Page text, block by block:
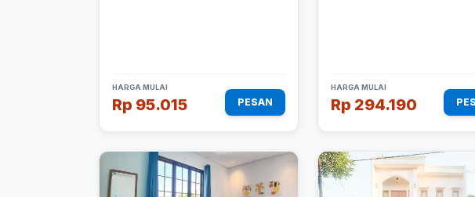
HARGA MULAI
Rp 95.015 PESAN
HARGA MULAI
Rp 294.190